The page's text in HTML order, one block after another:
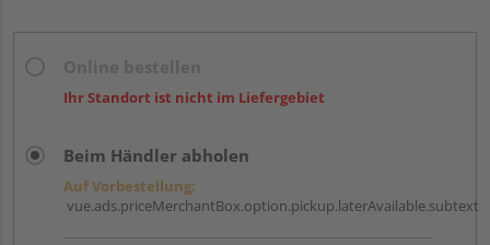
Ihr Standort ist nicht im Liefergebiet
Beim Händler abholen
Auf Vorbestellung:
vue.ads.priceMerchantBox.option.pickup.laterAvailable.subtext